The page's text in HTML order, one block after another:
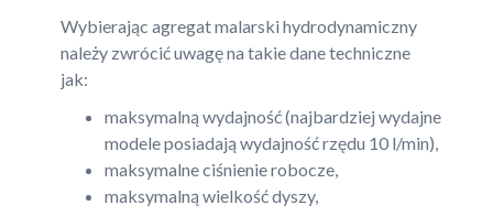
Wybierając agregat malarski hydrodynamiczny
należy zwrócić uwagę na takie dane techniczne
jak:
maksymalną wydajność (najbardziej wydajne
modele posiadają wydajność rzędu 10 l/min),
maksymalne ciśnienie robocze,
maksymalną wielkość dyszy,